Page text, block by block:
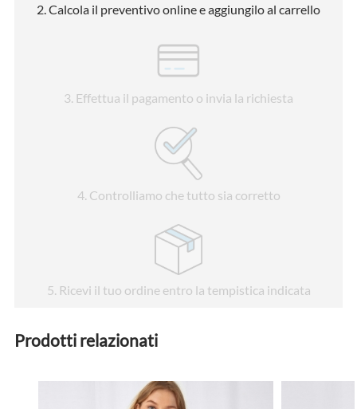
2 . Calcola il preventivo online e aggiungilo al carrello
3. Effettua il pagamento o invia la richiesta
4. Controlliamo che tutto sia corretto
5. Ricevi il tuo ordine entro la tempistica indicata
Prodotti relazionati